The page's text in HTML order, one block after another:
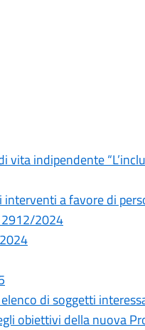
vita indipendente
interventi a favore di
2912/2024
di soggetti
obiettivi della nuova